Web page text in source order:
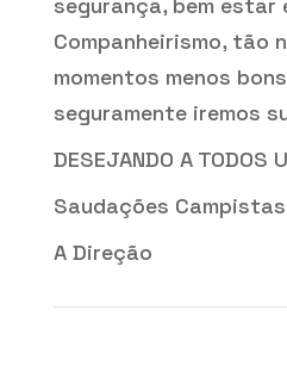
segurança, bem estar
Companheirismo, tão
momentos menos
seguramente iremos
DESEJANDO A TODOS
Saudações Campistas
A Direção